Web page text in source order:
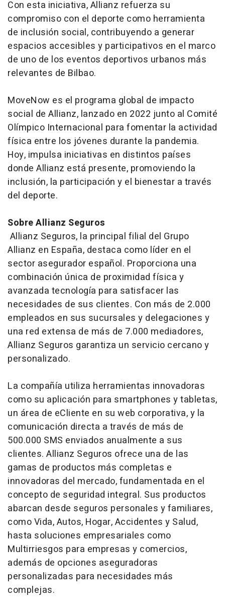
Con esta iniciativa, Allianz refuerza su
compromiso con el deporte como herramienta
de inclusión social, contribuyendo a generar
espacios accesibles y participativos en el marco
de uno de los eventos deportivos urbanos más
relevantes de Bilbao.
MoveNow es el programa global de impacto
social de Allianz, lanzado en 2022 junto al Comité
Olímpico Internacional para fomentar la actividad
física entre los jóvenes durante la pandemia.
Hoy, impulsa iniciativas en distintos países
donde Allianz está presente, promoviendo la
inclusión, la participación y el bienestar a través
del deporte.
Sobre Allianz Seguros
Allianz Seguros, la principal filial del Grupo
Allianz en España, destaca como líder en el
sector asegurador español. Proporciona una
combinación única de proximidad física y
avanzada tecnología para satisfacer las
necesidades de sus clientes. Con más de 2.000
empleados en sus sucursales y delegaciones y
una red extensa de más de 7.000 mediadores,
Allianz Seguros garantiza un servicio cercano y
personalizado.
La compañía utiliza herramientas innovadoras
como su aplicación para smartphones y tabletas,
un área de eCliente en su web corporativa, y la
comunicación directa a través de más de
500.000 SMS enviados anualmente a sus
clientes. Allianz Seguros ofrece una de las
gamas de productos más completas e
innovadoras del mercado, fundamentada en el
concepto de seguridad integral. Sus productos
abarcan desde seguros personales y familiares,
como Vida, Autos, Hogar, Accidentes y Salud,
hasta soluciones empresariales como
Multirriesgos para empresas y comercios,
además de opciones aseguradoras
personalizadas para necesidades más
complejas.